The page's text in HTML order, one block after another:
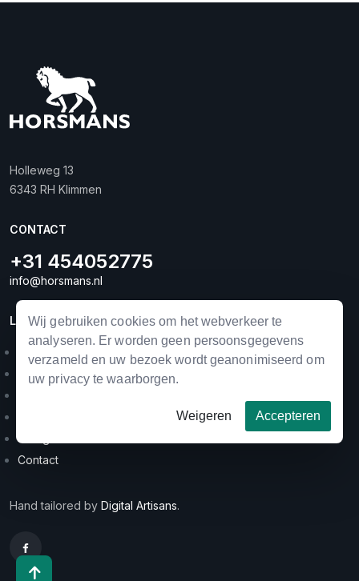
Wij gebruiken cookies om het webverkeer te
analyseren. Er worden geen persoonsgegevens
verzameld en uw bezoek wordt geanonimiseerd om
uw privacy te waarborgen.
Weigeren Accepteren
Holleweg 13
6343 RH Klimmen
CONTACT
+31 454052775
info@horsmans.nl
LINKS
Landbouwmechanisatie
Horse equipment
Categorieën
Contact
Hand tailored by Digital Artisans.